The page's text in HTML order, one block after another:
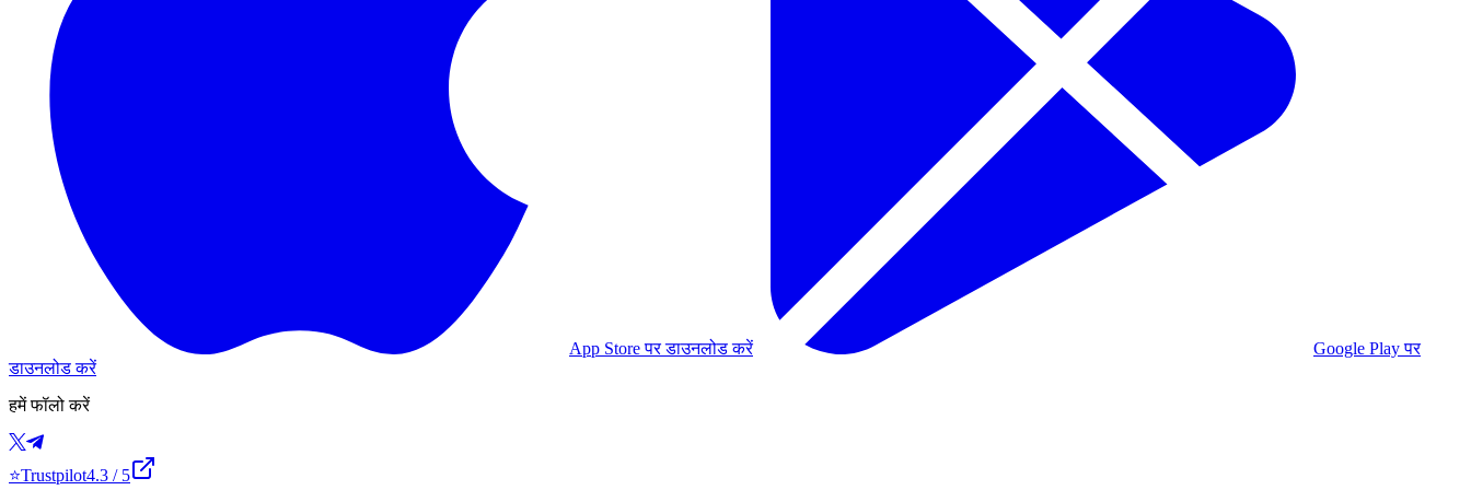
App Store पर डाउनलोड करें
Google Play पर
डाउनलोड करें
हमें फॉलो करें
⭐Trustpilot4.3 / 5